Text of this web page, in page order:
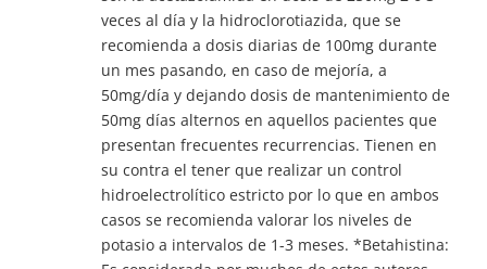
veces al día y la hidroclorotiazida, que se
recomienda a dosis diarias de 100mg durante
un mes pasando, en caso de mejoría, a
50mg/día y dejando dosis de mantenimiento de
50mg días alternos en aquellos pacientes que
presentan frecuentes recurrencias. Tienen en
su contra el tener que realizar un control
hidroelectrolítico estricto por lo que en ambos
casos se recomienda valorar los niveles de
potasio a intervalos de 1-3 meses. *Betahistina: